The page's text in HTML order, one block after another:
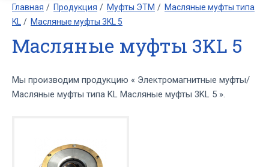
Главная Продукция Муфты ЭТМ
Масляные муфты типа
KL
Масляные муфты 3KL 5
Масляные муфты 3KL 5
Мы производим продукцию « Электромагнитные муфты/
Масляные муфты типа KL Масляные муфты 3KL 5 ».